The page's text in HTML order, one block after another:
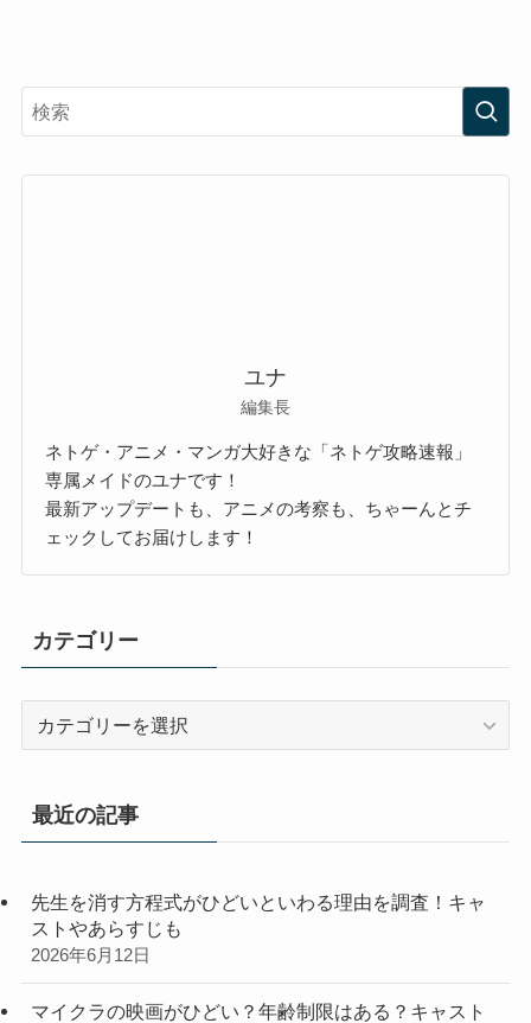
ユナ
編集長
ネトゲ・アニメ・マンガ大好きな「ネトゲ攻略速報」
専属メイドのユナです！
最新アップデートも、アニメの考察も、ちゃーんとチ
ェックしてお届けします！
カテゴリー
リ
最近の記事
先生を消す方程式がひどいといわる理由を調査！キャ
ストやあらすじも
2026年6月12日
マイクラの映画がひどい？年齢制限はある？キャスト